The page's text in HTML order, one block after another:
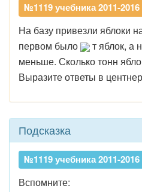
№1119 учебника 2011-2016
На базу привезли яблоки
первом было
т яблок, а
меньше. Сколько тонн
Выразите ответы в
Подсказка
№1119 учебника 2011-2016
Вспомните: